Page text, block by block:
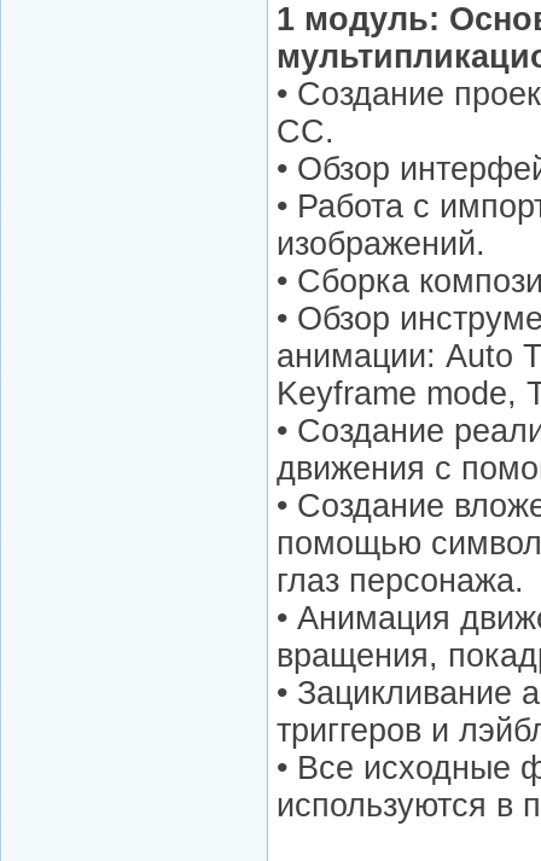
1 модуль:
• Создание
CC.
• Обзор
• Работа с
изображений.
• Сборка
• Обзор
анимации: Auto
Keyframe mode,
• Создание
движения с
• Создание
помощью
глаз персонажа.
• Анимация
вращения,
• Зацикливание
триггеров и
• Все исходные
используются в